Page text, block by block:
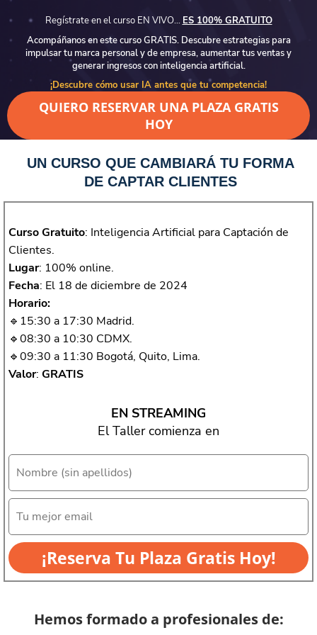
Regístrate en el curso EN VIVO… ES 100% GRATUITO
Acompáñanos en este curso GRATIS. Descubre estrategias para
impulsar tu marca personal y de empresa, aumentar tus ventas y
generar ingresos con inteligencia artificial.
¡Descubre cómo usar IA antes que tu competencia!
QUIERO RESERVAR UNA PLAZA GRATIS
HOY
UN CURSO QUE CAMBIARÁ TU FORMA
DE CAPTAR CLIENTES
Curso Gratuito: Inteligencia Artificial para Captación de
Clientes.
Lugar: 100% online.
Fecha: El 18 de diciembre de 2024
Horario:
🔹15:30 a 17:30 Madrid.
🔹08:30 a 10:30 CDMX.
🔹09:30 a 11:30 Bogotá, Quito, Lima.
Valor: GRATIS
EN STREAMING
El Taller comienza en
¡Reserva Tu Plaza Gratis Hoy!
Hemos formado a profesionales de: